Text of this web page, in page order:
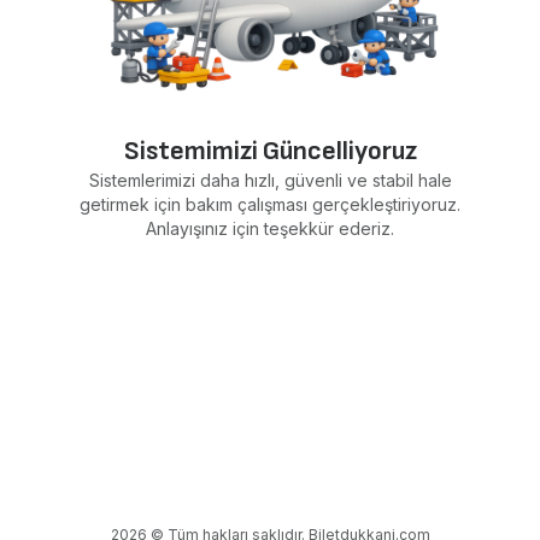
Sistemimizi Güncelliyoruz
Sistemlerimizi daha hızlı, güvenli ve stabil hale
getirmek için bakım çalışması gerçekleştiriyoruz.
Anlayışınız için teşekkür ederiz.
2026 © Tüm hakları saklıdır. Biletdukkani.com